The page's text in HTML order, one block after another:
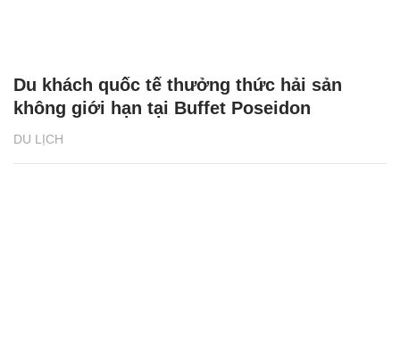
DU LỊCH
Du khách quốc tế thưởng thức hải sản
không giới hạn tại Buffet Poseidon